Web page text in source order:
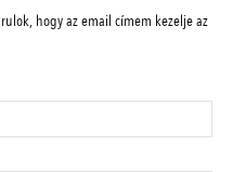
hogy az email címem kezelje az